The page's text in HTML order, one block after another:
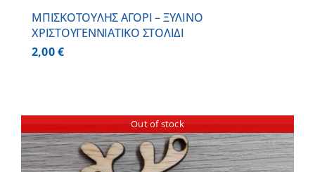
ΜΠΙΣΚΟΤΟΥΛΗΣ ΑΓΟΡΙ – ΞΥΛΙΝO
ΧΡΙΣΤΟΥΓΕΝΝΙΑΤΙΚO ΣΤΟΛΙΔΙ
2,00€
Out of stock